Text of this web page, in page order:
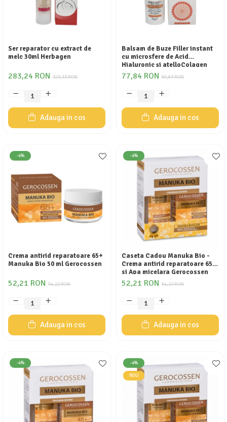
Ser reparator cu extract de
melc 30ml Herbagen
323,33 RON
283,24 RON
Adauga in cos
Balsam de Buze Filler instant
cu microsfere de Acid
Hialuronic și atelloColagen
30g Herbagen80,83 RON
77,84 RON
Adauga in cos
-4%
Crema antirid reparatoare 65+
Manuka Bio 50 ml Gerocossen
54,22 RON
52,21 RON
Adauga in cos
-4%
Caseta Cadou Manuka Bio -
Crema antirid reparatoare 65+
si Apa micelara Gerocossen
54,22 RON
52,21 RON
Adauga in cos
-4% -4%
NOU